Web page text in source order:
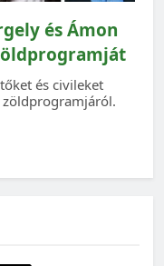
és Ámon
és civileket
zöldprogramjáról.